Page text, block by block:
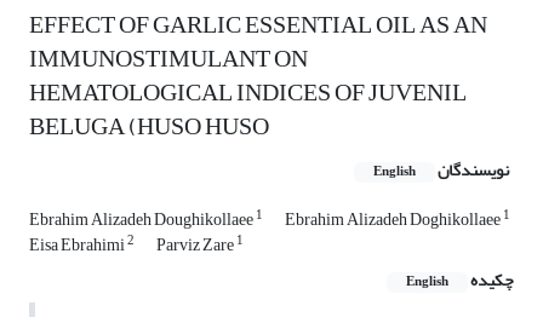
EFFECT OF GARLIC ESSENTIAL OIL AS AN
IMMUNOSTIMULANT ON
HEMATOLOGICAL INDICES OF JUVENIL
BELUGA (HUSO HUSO
نویسندگان English
Ebrahim Alizadeh Doughikollaee1 Ebrahim Alizadeh Doghikollaee1
Eisa Ebrahimi2 Parviz Zare1
چکیده English